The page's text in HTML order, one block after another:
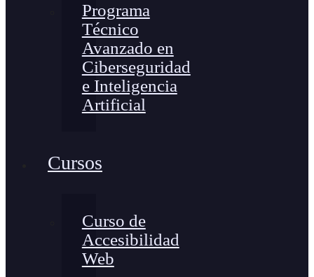
Programa
Técnico
Avanzado en
Ciberseguridad
e Inteligencia
Artificial
Cursos
Curso de
Accesibilidad
Web